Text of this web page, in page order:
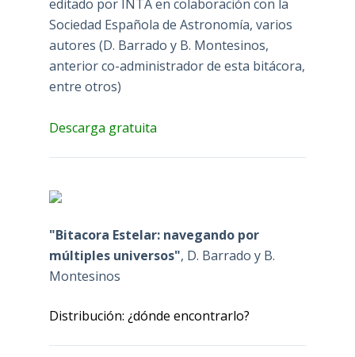
editado por INTA en colaboración con la
Sociedad Española de Astronomía, varios
autores (D. Barrado y B. Montesinos,
anterior co-administrador de esta bitácora,
entre otros)
Descarga gratuita
"Bitacora Estelar: navegando por
múltiples universos", D. Barrado y B.
Montesinos
Distribución: ¿dónde encontrarlo?